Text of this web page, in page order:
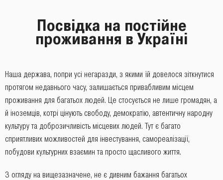
Посвідка на постійне
проживання в Україні
Наша держава, попри усі негаразди, з якими їй довелося зіткнутися
протягом недавнього часу, залишається привабливим місцем
проживання для багатьох людей. Це стосується не лише громадян, а
й іноземців, котрі цінують свободу, демократію, автентичну народну
культуру та доброзичливість місцевих людей. Тут є багато
сприятливих можливостей для інвестування, самореалізації,
побудови культурних взаємин та просто щасливого життя.
З огляду на вищезазначене, не є дивним бажання багатьох